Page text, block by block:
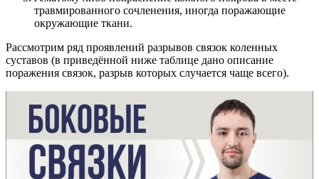
травмированного сочленения, иногда поражающие
окружающие ткани.
Рассмотрим ряд проявлений разрывов связок коленных
суставов (в приведённой ниже таблице дано описание
поражения связок, разрыв которых случается чаще всего).